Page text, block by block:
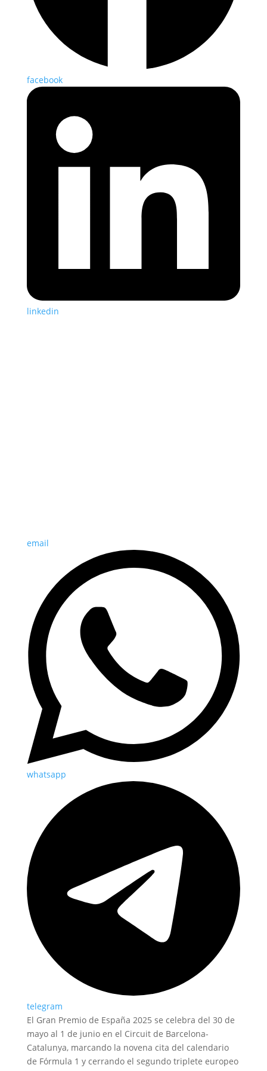
facebook
linkedin
email
whatsapp
telegram
El Gran Premio de España 2025 se celebra del 30 de
mayo al 1 de junio en el Circuit de Barcelona-
Catalunya, marcando la novena cita del calendario
de Fórmula 1 y cerrando el segundo triplete europeo